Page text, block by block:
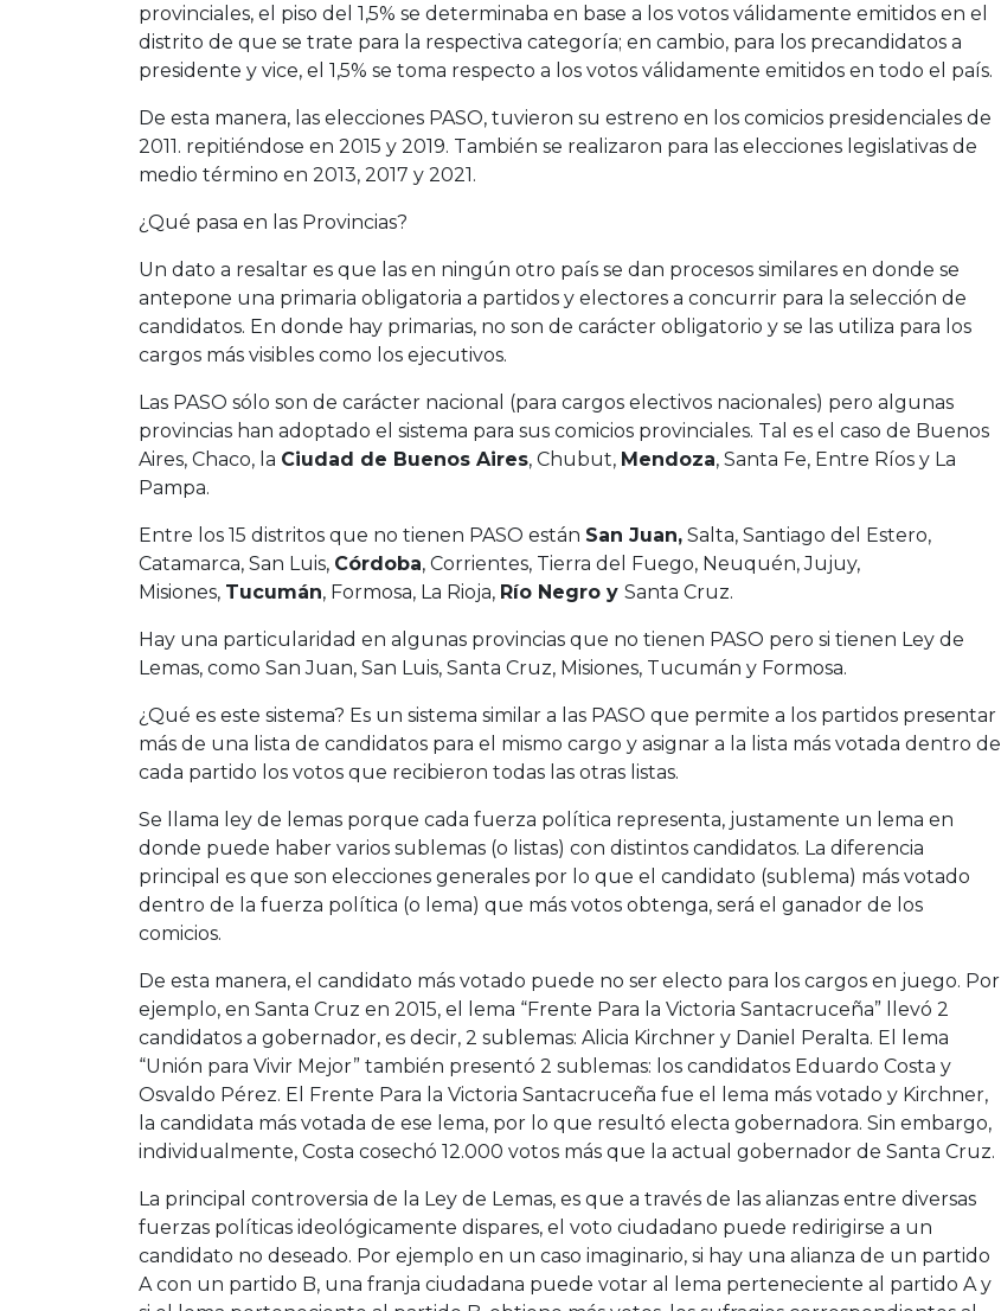
provinciales, el piso del 1,5% se determinaba en base a los votos válidamente emitidos en el
distrito de que se trate para la respectiva categoría; en cambio, para los precandidatos a
presidente y vice, el 1,5% se toma respecto a los votos válidamente emitidos en todo el país.
De esta manera, las elecciones PASO, tuvieron su estreno en los comicios presidenciales de
2011. repitiéndose en 2015 y 2019. También se realizaron para las elecciones legislativas de
medio término en 2013, 2017 y 2021.
¿Qué pasa en las Provincias?
Un dato a resaltar es que las en ningún otro país se dan procesos similares en donde se
antepone una primaria obligatoria a partidos y electores a concurrir para la selección de
candidatos. En donde hay primarias, no son de carácter obligatorio y se las utiliza para los
cargos más visibles como los ejecutivos.
Las PASO sólo son de carácter nacional (para cargos electivos nacionales) pero algunas
provincias han adoptado el sistema para sus comicios provinciales. Tal es el caso de Buenos
Aires, Chaco, la Ciudad de Buenos Aires, Chubut, Mendoza, Santa Fe, Entre Ríos y La
Pampa.
Entre los 15 distritos que no tienen PASO están San Juan, Salta, Santiago del Estero,
Catamarca, San Luis, Córdoba, Corrientes, Tierra del Fuego, Neuquén, Jujuy,
Misiones, Tucumán, Formosa, La Rioja, Río Negro y Santa Cruz.
Hay una particularidad en algunas provincias que no tienen PASO pero si tienen Ley de
Lemas, como San Juan, San Luis, Santa Cruz, Misiones, Tucumán y Formosa.
¿Qué es este sistema? Es un sistema similar a las PASO que permite a los partidos presentar
más de una lista de candidatos para el mismo cargo y asignar a la lista más votada dentro de
cada partido los votos que recibieron todas las otras listas.
Se llama ley de lemas porque cada fuerza política representa, justamente un lema en
donde puede haber varios sublemas (o listas) con distintos candidatos. La diferencia
principal es que son elecciones generales por lo que el candidato (sublema) más votado
dentro de la fuerza política (o lema) que más votos obtenga, será el ganador de los
comicios.
De esta manera, el candidato más votado puede no ser electo para los cargos en juego. Por
ejemplo, en Santa Cruz en 2015, el lema “Frente Para la Victoria Santacruceña” llevó 2
candidatos a gobernador, es decir, 2 sublemas: Alicia Kirchner y Daniel Peralta. El lema
“Unión para Vivir Mejor” también presentó 2 sublemas: los candidatos Eduardo Costa y
Osvaldo Pérez. El Frente Para la Victoria Santacruceña fue el lema más votado y Kirchner,
la candidata más votada de ese lema, por lo que resultó electa gobernadora. Sin embargo,
individualmente, Costa cosechó 12.000 votos más que la actual gobernador de Santa Cruz.
La principal controversia de la Ley de Lemas, es que a través de las alianzas entre diversas
fuerzas políticas ideológicamente dispares, el voto ciudadano puede redirigirse a un
candidato no deseado. Por ejemplo en un caso imaginario, si hay una alianza de un partido
A con un partido B, una franja ciudadana puede votar al lema perteneciente al partido A y